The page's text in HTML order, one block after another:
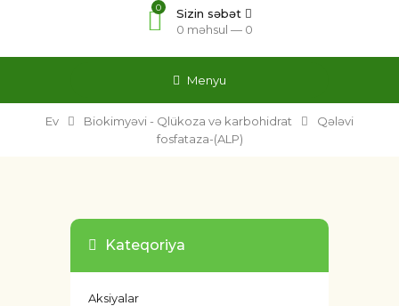
0
Sizin səbət
0 məhsul — 0
Menyu
Ev Biokimyəvi - Qlükoza və karbohidrat
Qələvi
fosfataza-(ALP)
Kateqoriya
Aksiyalar